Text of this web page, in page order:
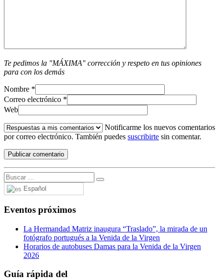
Te pedimos la "MÁXIMA" corrección y respeto en tus opiniones
para con los demás
Nombre *
Correo electrónico *
Web
Notificarme los nuevos comentarios
por correo electrónico. También puedes suscribirte sin comentar.
Español
Eventos próximos
La Hermandad Matriz inaugura “Traslado”, la mirada de un
fotógrafo portugués a la Venida de la Virgen
Horarios de autobuses Damas para la Venida de la Virgen
2026
Guía rápida del